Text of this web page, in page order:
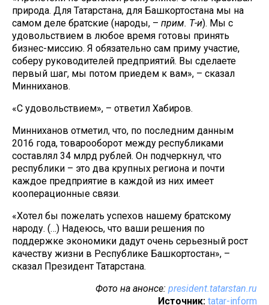
природа. Для Татарстана, для Башкортостана мы на
самом деле братские (народы, – прим. Т-и). Мы с
удовольствием в любое время готовы принять
бизнес-миссию. Я обязательно сам приму участие,
соберу руководителей предприятий. Вы сделаете
первый шаг, мы потом приедем к вам», – сказал
Минниханов.
«С удовольствием», – ответил Хабиров.
Минниханов отметил, что, по последним данным
2016 года, товарооборот между республиками
составлял 34 млрд рублей. Он подчеркнул, что
республики – это два крупных региона и почти
каждое предприятие в каждой из них имеет
кооперационные связи.
«Хотел бы пожелать успехов нашему братскому
народу. (…) Надеюсь, что ваши решения по
поддержке экономики дадут очень серьезный рост
качеству жизни в Республике Башкортостан», –
сказал Президент Татарстана.
Фото на анонсе: president.tatarstan.ru
Источник: tatar-inform